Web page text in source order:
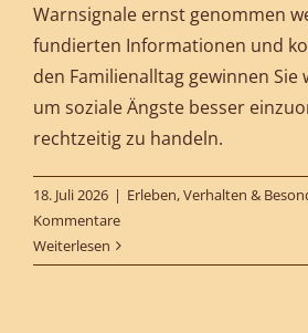
Warnsignale ernst genommen
fundierten Informationen und
den Familienalltag gewinnen Sie
um soziale Ängste besser
rechtzeitig zu handeln.
18. Juli 2026 | Erleben, Verhalten &
Kommentare
Weiterlesen